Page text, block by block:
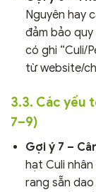
Nguyên hay
đảm bảo quy
có ghi “Culi/
từ website/
3.3. Các yếu
7–9)
Gợi ý 7 –
hạt Culi
rang sẵn